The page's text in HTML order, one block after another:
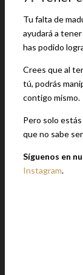
Tu falta de
ayudará a
has podido
Crees que al
tú, podrás
contigo mismo.
Pero solo
que no sabe
Síguenos en
Instagram.